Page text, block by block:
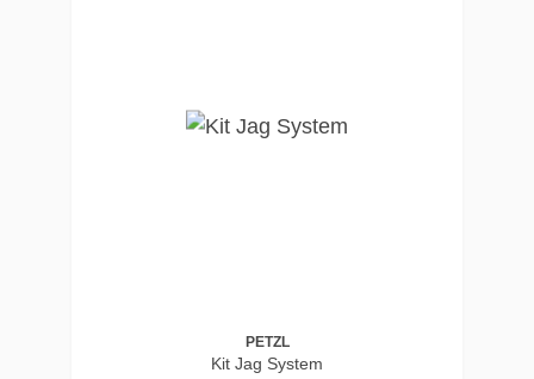
PETZL
Kit Jag System